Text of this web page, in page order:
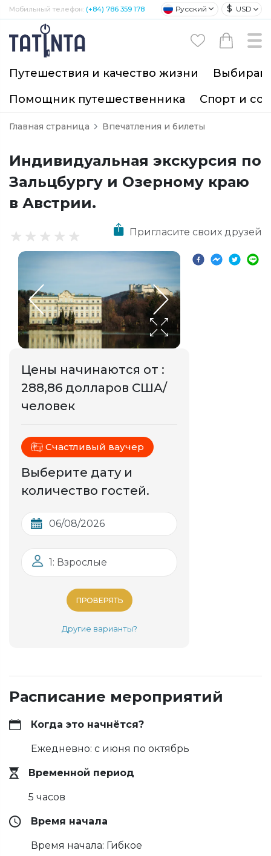
Мобильный телефон: (+84) 786 359 178 Русский $ USD
Путешествия и качество жизни
Помощник путешественника
Спорт и
Главная страница Впечатления и билеты
Индивидуальная экскурсия по
Зальцбургу и Озерному краю
в Австрии.
Пригласите своих друзей
Цены начинаются от :
288,86 долларов США/
человек
Счастливый ваучер
Выберите дату и
количество гостей.
1: Взрослые
ПРОВЕРЯТЬ
Другие варианты?
Расписание мероприятий
Когда это начнётся?
Ежедневно: с июня по октябрь
Временной период
5 часов
Время начала
Время начала: Гибкое